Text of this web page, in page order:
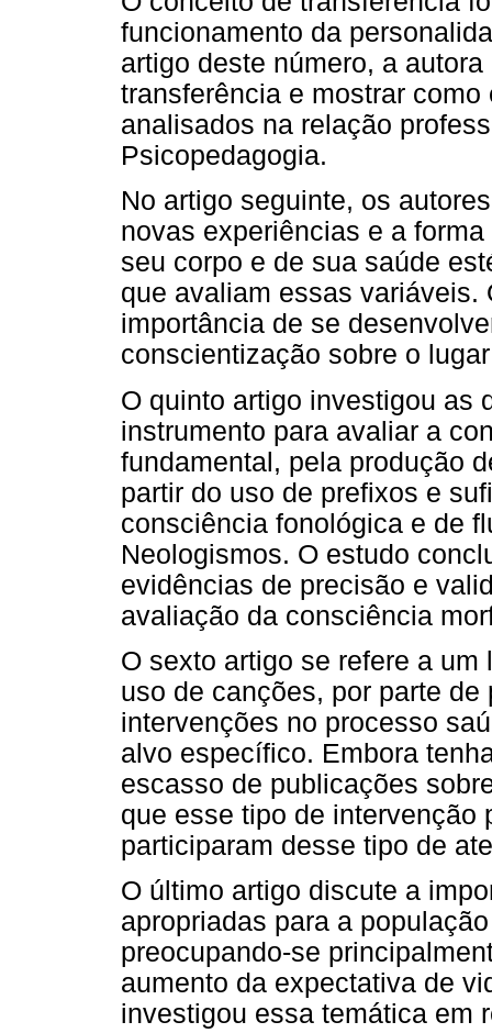
funcionamento da
artigo deste número, a
transferência e mostrar
analisados na relação
Psicopedagogia.
No artigo seguinte, os
novas experiências e a
seu corpo e de sua saúde
que avaliam essas variáveis.
importância de se
conscientização sobre o
O quinto artigo investigou as
instrumento para avaliar a
fundamental, pela produção
partir do uso de prefixos e
consciência fonológica e de
Neologismos. O estudo
evidências de precisão e
avaliação da consciência
O sexto artigo se refere a
uso de canções, por parte
intervenções no processo
alvo específico. Embora
escasso de publicações
que esse tipo de intervenção
participaram desse tipo de
O último artigo discute a
apropriadas para a
preocupando-se
aumento da expectativa de
investigou essa temática em